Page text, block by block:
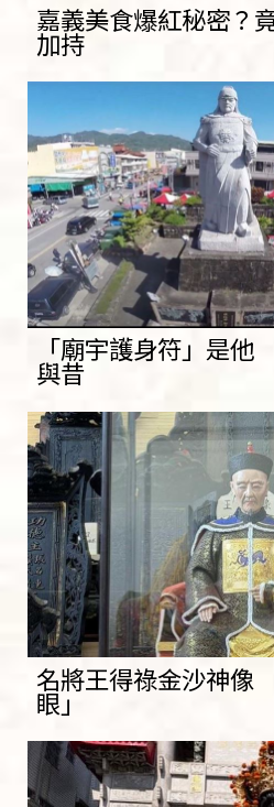
嘉義美食爆紅秘密？
加持
「廟宇護身符」是
與昔
名將王得祿金沙神像
眼」